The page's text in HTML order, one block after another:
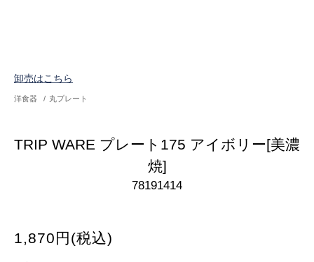
卸売はこちら
洋食器 / 丸プレート
TRIP WARE プレート175 アイボリー[美濃
焼]
78191414
1,870円(税込)